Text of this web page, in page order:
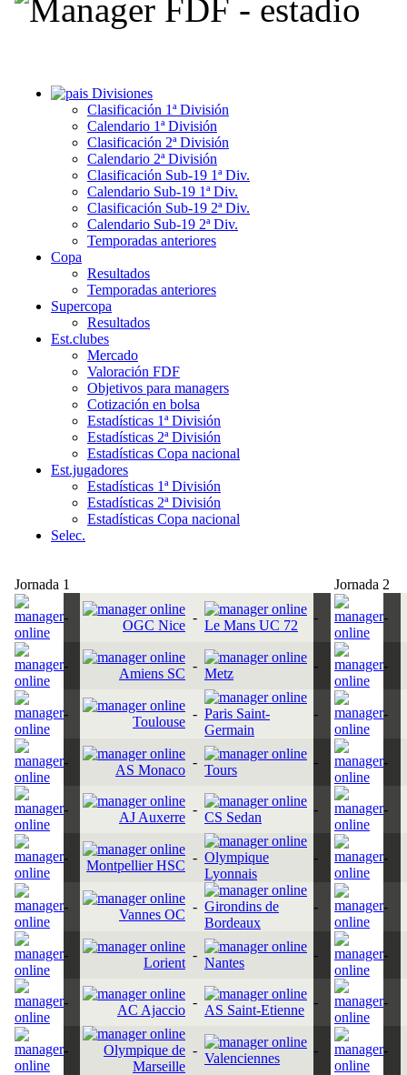
Divisiones
Clasificación 1ª División
Calendario 1ª División
Clasificación 2ª División
Calendario 2ª División
Clasificación Sub-19 1ª Div.
Calendario Sub-19 1ª Div.
Clasificación Sub-19 2ª Div.
Calendario Sub-19 2ª Div.
Temporadas anteriores
Copa
Resultados
Temporadas anteriores
Supercopa
Resultados
Est.clubes
Mercado
Valoración FDF
Objetivos para managers
Cotización en bolsa
Estadísticas 1ª División
Estadísticas 2ª División
Estadísticas Copa nacional
Est.jugadores
Estadísticas 1ª División
Estadísticas 2ª División
Estadísticas Copa nacional
Selec.
Jornada 1 Jornada 2
-
OGC Nice
-
Le Mans UC 72
- -
-
Amiens SC
-
Metz
- -
-
Toulouse
- Paris Saint-
Germain
- -
-
AS Monaco
-
Tours
- -
-
AJ Auxerre
-
CS Sedan
- -
-
Montpellier HSC
- Olympique
Lyonnais
- -
-
Vannes OC
- Girondins de
Bordeaux
- -
-
Lorient
-
Nantes
- -
-
AC Ajaccio
-
AS Saint-Etienne
- -
-
Olympique de
Marseille
-
Valenciennes
- -